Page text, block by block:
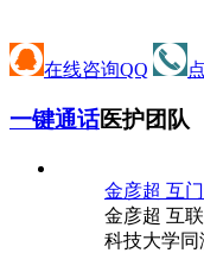
在线咨询QQ
一键通话医护团队
金彦超 互
金彦超 互
科技大学